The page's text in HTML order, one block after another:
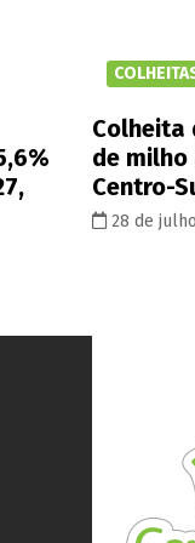
Colheita
de milho
Centro-
28 de